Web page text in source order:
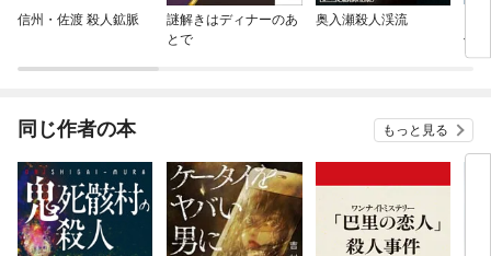
信州・佐渡 殺人鉱脈
謎解きはディナーのあ
とで
奥入瀬殺人渓流
件
同じ作者の本 もっと見る